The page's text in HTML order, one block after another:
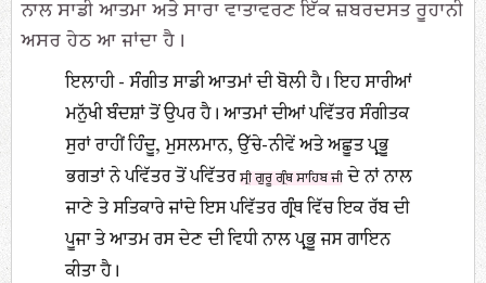
ਨਾਲ ਸਾਡੀ ਆਤਮਾ ਅਤੇ ਸਾਰਾ ਵਾਤਾਵਰਣ ਇੱਕ ਜ਼ਬਰਦਸਤ ਰੂਹਾਨੀ
ਅਸਰ ਹੇਠ ਆ ਜਾਂਦਾ ਹੈ।
ਇਲਾਹੀ - ਸੰਗੀਤ ਸਾਡੀ ਆਤਮਾਂ ਦੀ ਬੋਲੀ ਹੈ। ਇਹ ਸਾਰੀਆਂ
ਮਨੁੱਖੀ ਬੰਦਸ਼ਾਂ ਤੋਂ ਉਪਰ ਹੈ। ਆਤਮਾਂ ਦੀਆਂ ਪਵਿੱਤਰ ਸੰਗੀਤਕ
ਸੁਰਾਂ ਰਾਹੀਂ ਹਿੰਦੂ, ਮੁਸਲਮਾਨ, ਉੱਚੇ-ਨੀਵੇਂ ਅਤੇ ਅਛੂਤ ਪ੍ਰਭੂ
ਭਗਤਾਂ ਨੇ ਪਵਿੱਤਰ ਤੋਂ ਪਵਿੱਤਰਸ੍ਰੀ ਗੁਰੂ ਗ੍ਰੰਥ ਸਾਹਿਬ ਜੀ ਦੇ ਨਾਂ ਨਾਲ
ਜਾਣੇ ਤੇ ਸਤਿਕਾਰੇ ਜਾਂਦੇ ਇਸ ਪਵਿੱਤਰ ਗ੍ਰੰਥ ਵਿੱਚ ਇਕ ਰੱਬ ਦੀ
ਪੂਜਾ ਤੇ ਆਤਮ ਰਸ ਦੇਣ ਦੀ ਵਿਧੀ ਨਾਲ ਪ੍ਰਭੂ ਜਸ ਗਾਇਨ
ਕੀਤਾ ਹੈ।